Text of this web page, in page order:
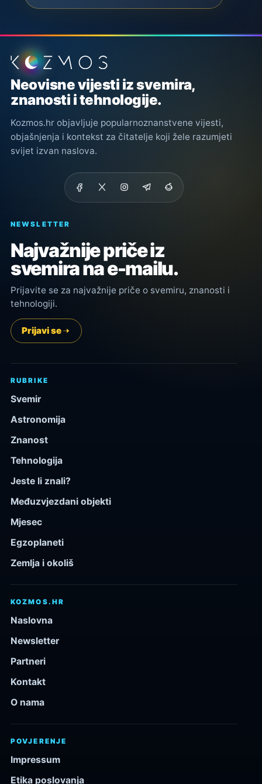
Podnožje stranice
Neovisne vijesti iz svemira,
znanosti i tehnologije.
Kozmos.hr objavljuje popularnoznanstvene vijesti,
objašnjenja i kontekst za čitatelje koji žele razumjeti
svijet izvan naslova.
NEWSLETTER
Najvažnije priče iz
svemira na e-mailu.
Prijavite se za najvažnije priče o svemiru, znanosti i
tehnologiji.
Prijavi se
RUBRIKE
Svemir
Astronomija
Znanost
Tehnologija
Jeste li znali?
Međuzvjezdani objekti
Mjesec
Egzoplaneti
Zemlja i okoliš
KOZMOS.HR
Naslovna
Newsletter
Partneri
Kontakt
O nama
POVJERENJE
Impressum
Etika poslovanja